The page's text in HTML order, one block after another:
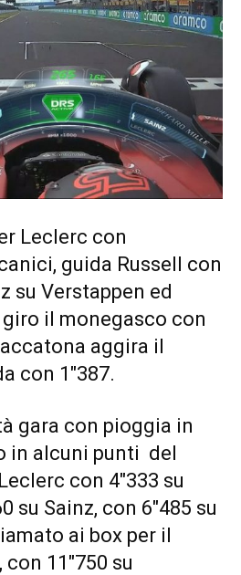
Leclerc con
guida Russell con
su Verstappen ed
il monegasco con
aggira il
con 1″387.
gara con pioggia in
in alcuni punti del
con 4″333 su
su Sainz, con 6″485 su
ai box per il
11″750 su